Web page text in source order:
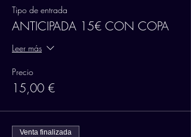
Tipo de entrada
ANTICIPADA 15€ CON COPA
Leer más
Precio
15,00 €
Venta finalizada